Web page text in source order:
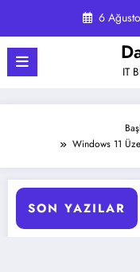
6
IT
Windows 11
SON YAZILAR
Ayarları Rehberi